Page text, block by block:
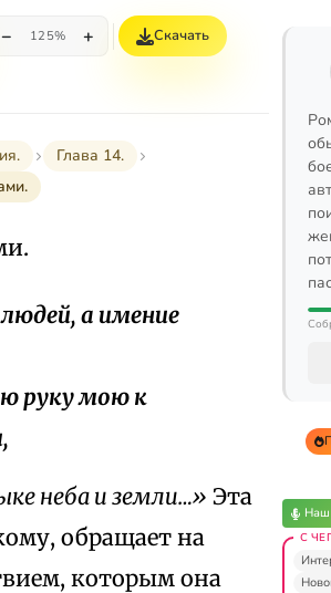
− 125% + Скачать
Глава 14.
а имение
руку мою к
неба и земли…» Эта
обращает на
которым она
Наш
С